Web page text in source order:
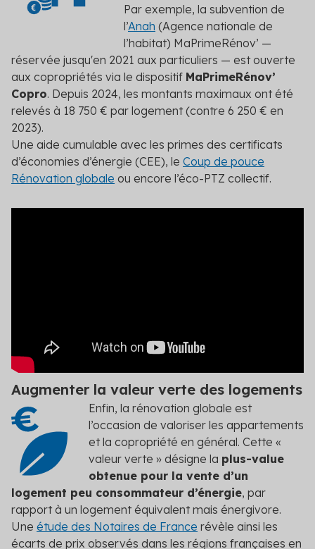
Par exemple, la subvention de
l’Anah (Agence nationale de
l’habitat) MaPrimeRénov’ —
réservée jusqu'en 2021 aux particuliers — est ouverte
aux copropriétés via le dispositif MaPrimeRénov’
Copro. Depuis 2024, les montants maximaux ont été
relevés à 18 750 € par logement (contre 6 250 € en
2023).
Une aide cumulable avec les primes des certificats
d’économies d’énergie (CEE), le Coup de pouce
Rénovation globale ou encore l’éco-PTZ collectif.
Augmenter la valeur verte des logements
Enfin, la rénovation globale est
l’occasion de valoriser les appartements
et la copropriété en général. Cette «
valeur verte » désigne la plus-value
obtenue pour la vente d’un
logement peu consommateur d’énergie, par
rapport à un logement équivalent mais énergivore.
Une étude des Notaires de France révèle ainsi les
écarts de prix observés dans les régions françaises en